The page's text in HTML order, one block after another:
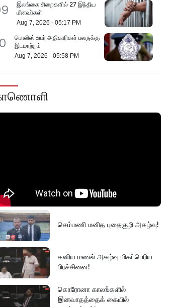
இலங்கை சிறைகளில் 27 இந்திய
மீனவர்கள்
Aug 7, 2026 -05:17 PM
பொலிஸ் உயர் அதிகாரிகள் பலருக்கு
இடமாற்றம்
Aug 7, 2026 -05:58 PM
செம்மணி மனித புதைகுழி அகழ்வு!
கனிய மணல் அகழ்வு மிகப்பெரிய
பிரச்சினை!
கொரோனா காலங்களில்
இனவாதத்தைக் கையில்